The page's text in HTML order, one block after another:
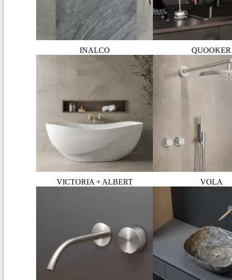
INALCO QUOOKER
VICTORIA + ALBERT VOLA